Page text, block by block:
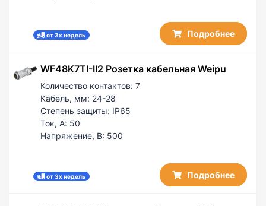
от 3х недель Подробнее
WF48K7TI-II2 Розетка кабельная Weipu
Количество контактов: 7
Кабель, мм: 24-28
Степень защиты: IP65
Ток, А: 50
Напряжение, В: 500
от 3х недель Подробнее